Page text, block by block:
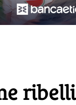
ribelli